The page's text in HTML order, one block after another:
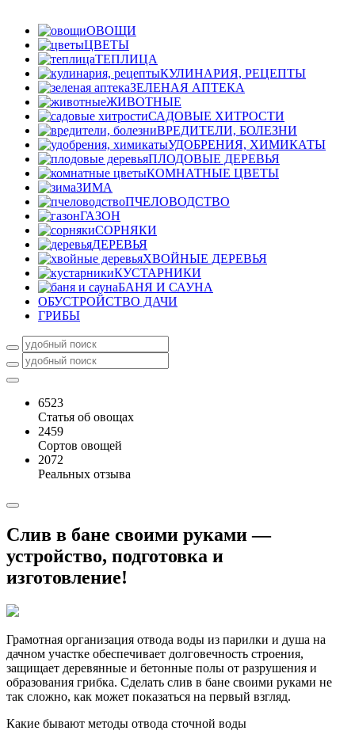
ОВОЩИ
ЦВЕТЫ
ТЕПЛИЦА
КУЛИНАРИЯ, РЕЦЕПТЫ
ЗЕЛЕНАЯ АПТЕКА
ЖИВОТНЫЕ
САДОВЫЕ ХИТРОСТИ
ВРЕДИТЕЛИ, БОЛЕЗНИ
УДОБРЕНИЯ, ХИМИКАТЫ
ПЛОДОВЫЕ ДЕРЕВЬЯ
КОМНАТНЫЕ ЦВЕТЫ
ЗИМА
ПЧЕЛОВОДСТВО
ГАЗОН
СОРНЯКИ
ДЕРЕВЬЯ
ХВОЙНЫЕ ДЕРЕВЬЯ
КУСТАРНИКИ
БАНЯ И САУНА
ОБУСТРОЙСТВО ДАЧИ
ГРИБЫ
6523
Статья об овощах
2459
Сортов овощей
2072
Реальных отзыва
Слив в бане своими руками —
устройство, подготовка и
изготовление!
Грамотная организация отвода воды из парилки и душа на
дачном участке обеспечивает долговечность строения,
защищает деревянные и бетонные полы от разрушения и
образования грибка. Сделать слив в бане своими руками не
так сложно, как может показаться на первый взгляд.
Какие бывают методы отвода сточной воды